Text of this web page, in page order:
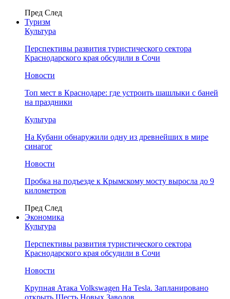
Пред След
Туризм
Культура
Перспективы развития туристического сектора
Краснодарского края обсудили в Сочи
Новости
Топ мест в Краснодаре: где устроить шашлыки с баней
на праздники
Культура
На Кубани обнаружили одну из древнейших в мире
синагог
Новости
Пробка на подъезде к Крымскому мосту выросла до 9
километров
Пред След
Экономика
Культура
Перспективы развития туристического сектора
Краснодарского края обсудили в Сочи
Новости
Крупная Атака Volkswagen На Tesla. Запланировано
открыть Шесть Новых Заводов